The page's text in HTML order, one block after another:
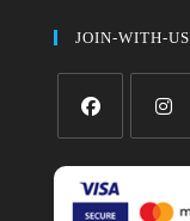
JOIN-WITH-US